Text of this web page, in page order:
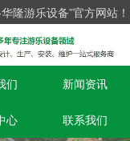
隆游乐设备”官方网站！
们 新闻资讯
心 联系我们